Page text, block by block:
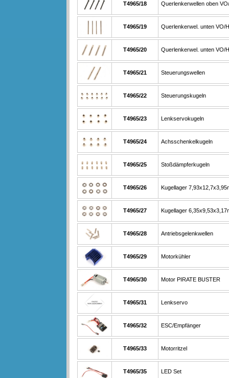
T4965/18 Querlenkerwellen oben
T4965/19 Querlenkerwel. unten VO/
T4965/20 Querlenkerwel. unten VO/
T4965/21 Steuerungswellen
T4965/22 Steuerungskugeln
T4965/23 Lenkservokugeln
T4965/24 Achsschenkelkugeln
T4965/25 Stoßdämpferkugeln
T4965/26 Kugellager
T4965/27 Kugellager
T4965/28 Antriebsgelenkwellen
T4965/29 Motorkühler
T4965/30 Motor PIRATE BUSTER
T4965/31 Lenkservo
T4965/32 ESC/Empfänger
T4965/33 Motorritzel
T4965/35 LED Set